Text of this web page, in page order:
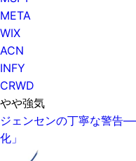
META
WIX
ACN
INFY
CRWD
やや強気
ジェンセンの丁寧な警告
化」